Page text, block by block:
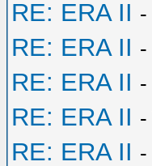
RE: ERA II -
RE: ERA II -
RE: ERA II -
RE: ERA II -
RE: ERA II -